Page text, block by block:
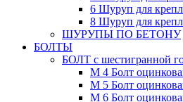
6 Шуруп для
8 Шуруп для
ШУРУПЫ ПО БЕТОНУ
БОЛТЫ
БОЛТ с шестигранной
М 4 Болт
М 5 Болт
М 6 Болт